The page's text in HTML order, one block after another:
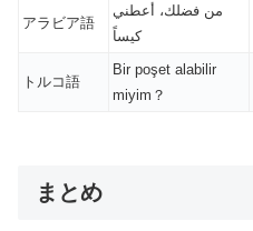
アラビア語
من فضلك، أعطني
كيساً
トルコ語
Bir poşet alabilir
miyim？
まとめ